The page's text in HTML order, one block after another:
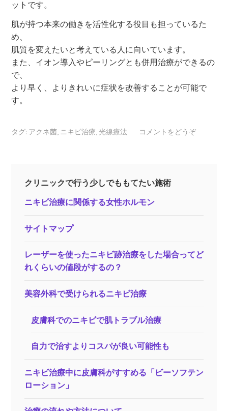
ットです。
肌が持つ本来の働きを活性化する役目も担っているた
め、
肌質を変えたいと考えている人に向いています。
また、イオン導入やピーリングとも併用治療ができるの
で、
より早く、よりきれいに症状を改善することが可能で
す。
タグ: アクネ菌, ニキビ治療,光線療法 コメントをどうぞ
クリニックで行う少しでももてたい施術
ニキビ治療に関係する女性ホルモン
サイトマップ
レーザーを使ったニキビ跡治療をした場合ってど
れくらいの値段がするの？
美容外科で受けられるニキビ治療
皮膚科でのニキビで肌トラブル治療
自力で治すよりコスパが良い可能性も
ニキビ治療中に皮膚科がすすめる「ビーソフテン
ローション」